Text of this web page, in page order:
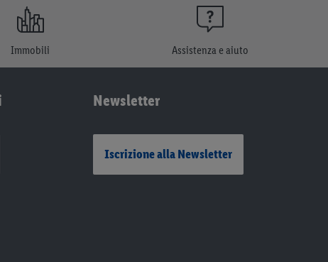
Immobili Assistenza e aiuto
Newsletter
Iscrizione alla Newsletter